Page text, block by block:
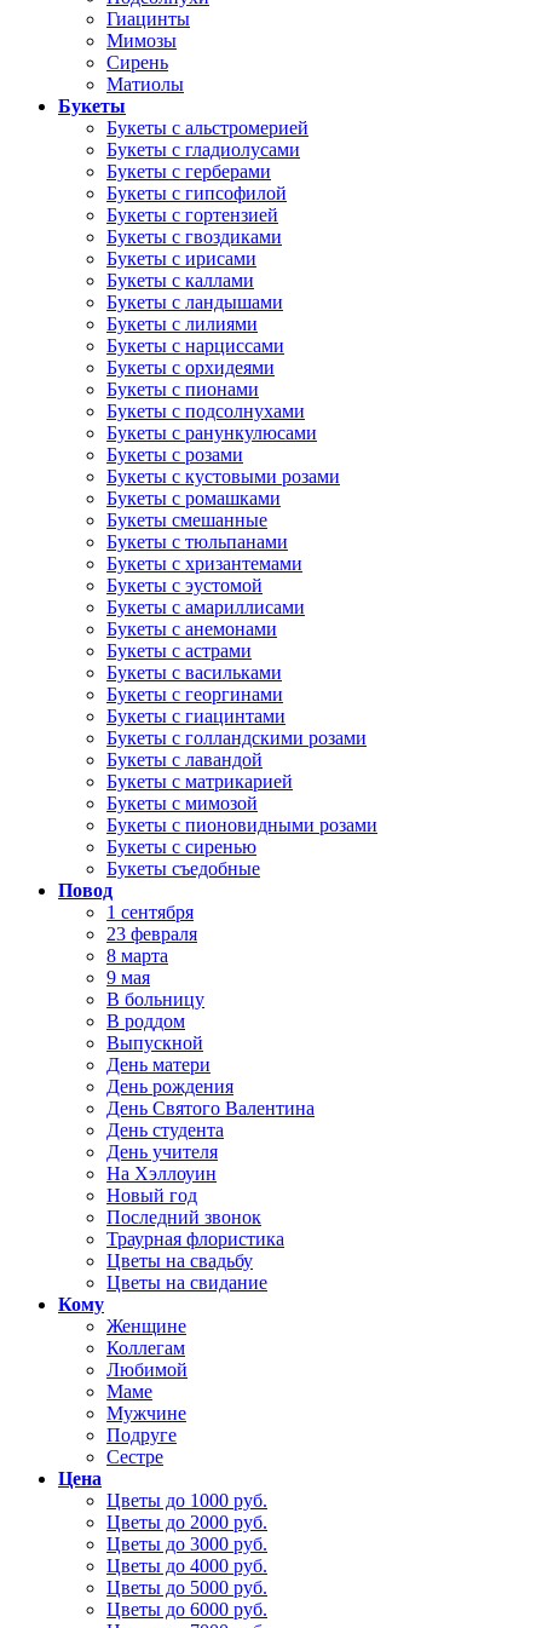
Гиацинты
Мимозы
Сирень
Матиолы
Букеты
Букеты с альстромерией
Букеты с гладиолусами
Букеты с герберами
Букеты с гипсофилой
Букеты с гортензией
Букеты с гвоздиками
Букеты с ирисами
Букеты с каллами
Букеты с ландышами
Букеты с лилиями
Букеты с нарциссами
Букеты с орхидеями
Букеты с пионами
Букеты с подсолнухами
Букеты с ранункулюсами
Букеты с розами
Букеты с кустовыми розами
Букеты с ромашками
Букеты смешанные
Букеты с тюльпанами
Букеты с хризантемами
Букеты с эустомой
Букеты с амариллисами
Букеты с анемонами
Букеты с астрами
Букеты с васильками
Букеты с георгинами
Букеты с гиацинтами
Букеты с голландскими розами
Букеты с лавандой
Букеты с матрикарией
Букеты с мимозой
Букеты с пионовидными розами
Букеты с сиренью
Букеты съедобные
Повод
1 сентября
23 февраля
8 марта
9 мая
В больницу
В роддом
Выпускной
День матери
День рождения
День Святого Валентина
День студента
День учителя
На Хэллоуин
Новый год
Последний звонок
Траурная флористика
Цветы на свадьбу
Цветы на свидание
Кому
Женщине
Коллегам
Любимой
Маме
Мужчине
Подруге
Сестре
Цена
Цветы до 1000 руб.
Цветы до 2000 руб.
Цветы до 3000 руб.
Цветы до 4000 руб.
Цветы до 5000 руб.
Цветы до 6000 руб.